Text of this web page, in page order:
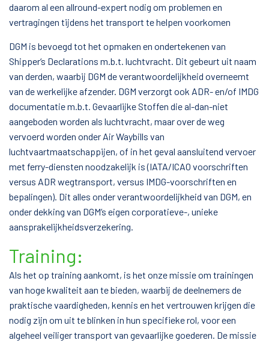
daarom al een allround-expert nodig om problemen en
vertragingen tijdens het transport te helpen voorkomen
DGM is bevoegd tot het opmaken en ondertekenen van
Shipper‘s Declarations m.b.t. luchtvracht. Dit gebeurt uit naam
van derden, waarbij DGM de verantwoordelijkheid overneemt
van de werkelijke afzender. DGM verzorgt ook ADR- en/of IMDG
documentatie m.b.t. Gevaarlijke Stoffen die al-dan-niet
aangeboden worden als luchtvracht, maar over de weg
vervoerd worden onder Air Waybills van
luchtvaartmaatschappijen, of in het geval aansluitend vervoer
met ferry-diensten noodzakelijk is (IATA/ICAO voorschriften
versus ADR wegtransport, versus IMDG-voorschriften en
bepalingen). Dit alles onder verantwoordelijkheid van DGM, en
onder dekking van DGM‘s eigen corporatieve-, unieke
aansprakelijkheidsverzekering.
Training:
Als het op training aankomt, is het onze missie om trainingen
van hoge kwaliteit aan te bieden, waarbij de deelnemers de
praktische vaardigheden, kennis en het vertrouwen krijgen die
nodig zijn om uit te blinken in hun specifieke rol, voor een
algeheel veiliger transport van gevaarlijke goederen. De missie